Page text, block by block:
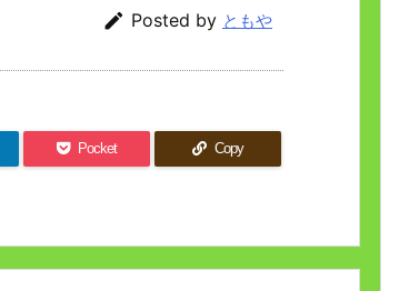
 Posted by ともや
Pocket Copy